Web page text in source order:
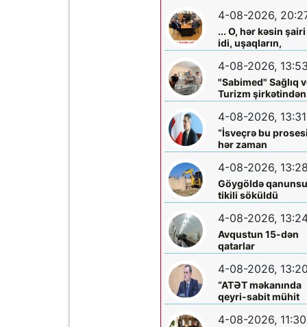
Açıqladı
4-08-2026,
... O, hər kəsin şairi
idi, uşaqların,
gənclərin,
böyüklərin qəlbinə
yol tapan incə
söz sərrafı idi...
4-08-2026, 13:53
"Sabimed" Sağlıq
Turizm şirkətindən
növbəti xeyirxah
addım – Türkiyədə
müalicə alan
körpəyə hərtərəfli
dəstək
4-08-2026, 13:31
“İsveçrə bu prosesi
hər zaman
dəstəkləməyə
hazırdır”
4-08-2026, 13:28
Göygöldə
tikili söküldü
4-08-2026,
Avqustun 15-dən
qatarlar
“Nizami”-“28 May”
arasında
işləməyəcək
4-08-2026, 13:20
“ATƏT məkanında
qeyri-sabit mühit
hökm sürür”
4-08-2026, 11:30